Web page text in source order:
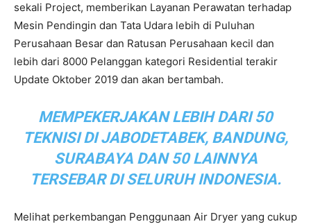
sekali Project, memberikan Layanan Perawatan terhadap
Mesin Pendingin dan Tata Udara lebih di Puluhan
Perusahaan Besar dan Ratusan Perusahaan kecil dan
lebih dari 8000 Pelanggan kategori Residential terakir
Update Oktober 2019 dan akan bertambah.
MEMPEKERJAKAN LEBIH DARI 50
TEKNISI DI JABODETABEK, BANDUNG,
SURABAYA DAN 50 LAINNYA
TERSEBAR DI SELURUH INDONESIA.
Melihat perkembangan Penggunaan Air Dryer yang cukup